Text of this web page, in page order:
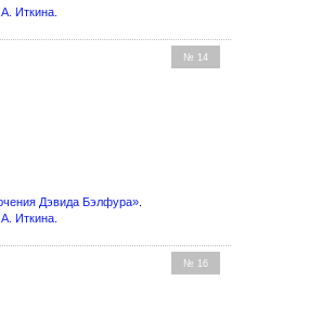
А. Иткина
№ 14
Дэвида Бэлфура»
А. Иткина
№ 16